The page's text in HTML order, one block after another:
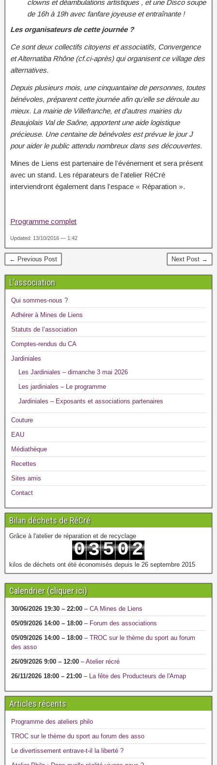
clowns et déambulations artistiques , et une Disco soupe
de 16h à 19h avec fanfare joyeuse et entraînante !
Les organisateurs de cette journée ?
Ce sont deux collectifs citoyens et associatifs, Convergence
et Alternatiba Rhône (cf.ci-après) qui organisent ce village des
alternatives.
Depuis plusieurs mois, une cinquantaine de personnes, toutes
bénévoles, préparent cette journée afin qu’elle se déroule au
mieux. La mairie de Villefranche, et d’autres mairies du
Beaujolais Val de Saône, apportent une aide logistique
précieuse. Une centaine de bénévoles est prévue le jour J
pour aider le public attendu nombreux dans ses découvertes.
Mines de Liens est partenaire de l’événement et sera présent
avec un stand. Les réparateurs de l’atelier RéCré
interviendront également dans l’espace « Réparation ».
Programme complet
Updated: 13/10/2016 — 1:42
← Previous Post Next Post →
L’association
Qui sommes-nous ?
Adhérer à Mines de Liens
Statuts de l’association
Comptes-rendus du CA
Jardiniales
Les Jardiniales – dimanche 3 mai 2026
Les jardiniales – Le programme
Jardiniales – Exposants et associations partenaires
Couture
EAU
Médiathèque
Recettes
Sites amis
Contact
Bilan déchets de RéCré
Grâce à l'atelier de réparation et de recyclage
0
1
3
4
5
6
0
1
2
3
kilos de déchets ont été économisés depuis le 26 septembre 2015
Calendrier (cliquer ici)
30/06/2026 19:30 – 22:00 – CA Mines de Liens
05/09/2026 14:00 – 18:00 – Forum des associations
05/09/2026 14:00 – 18:00 – TROC sur le thème du sport au forum
des asso
26/09/2026 9:00 – 12:00 –Atelier récré
26/11/2026 18:00 – 21:00 – La fête des Producteurs de l'Amap
Articles récents
Programme des ateliers philo
TROC sur le thème du sport au forum des asso
Le divertissement entrave-t-il la liberté ?